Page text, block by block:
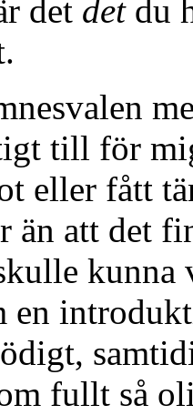
det detdu
till för
eller fått
än att det
kunna
en
fullt så